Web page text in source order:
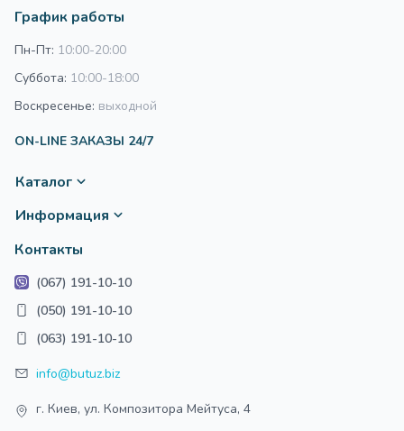
на международных выставках. Родители постоянно
вносит дополнительные плюсы в копилку популярности
бренда.
Шасси:
Легкая и прочная алюминиевая рама
Суставы сложения шасси усилены металлическими
В сложенном виде коляска компактна, не занимает
много места, удобна в транспортировке
Различная ширина осей
Регулируемая по высоте телескопическая ручка с
Все колеса легкосъемные, сделаны из пенорезины
(устойчивость к проколам)
Задние колеса большего диаметра, имеют
График работы
Пн-Пт: 10:00-20:00
Суббота: 10:00-18:00
Воскресенье: выходной
ON-LINE ЗАКАЗЫ 24/7
Каталог
Информация
Контакты
(067) 191-10-10
(050) 191-10-10
(063) 191-10-10
info@butuz.biz
г. Киев, ул. Композитора Мейтуса, 4